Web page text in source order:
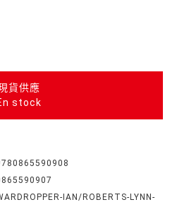
貨供應
stock
IAN/ROBERTS-LYNN-